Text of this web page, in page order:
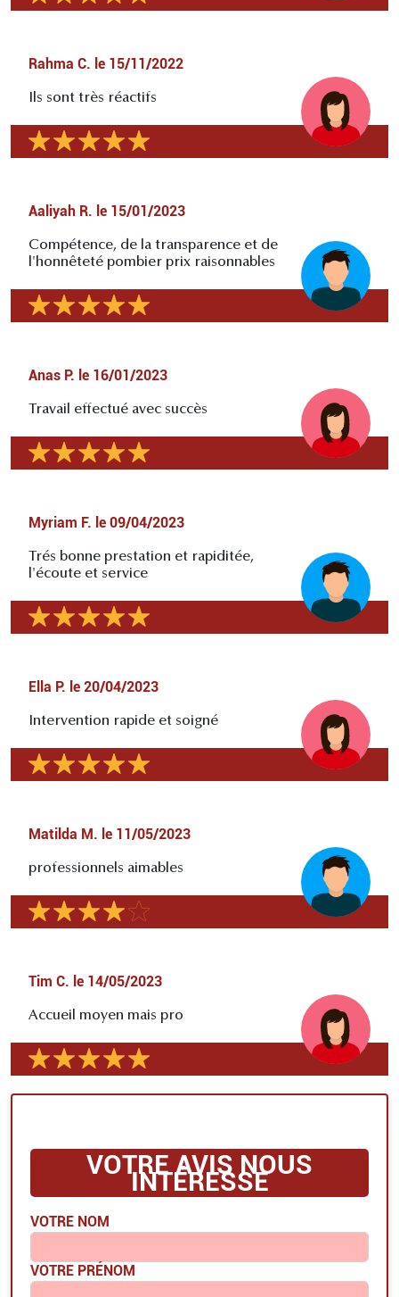
Rahma C. le 15/11/2022
Ils sont très réactifs
Aaliyah R. le 15/01/2023
Compétence, de la transparence et de
l'honnêteté pombier prix raisonnables
Anas P. le 16/01/2023
Travail effectué avec succès
Myriam F. le 09/04/2023
Trés bonne prestation et rapiditée,
l'écoute et service
Ella P. le 20/04/2023
Intervention rapide et soigné
Matilda M. le 11/05/2023
professionnels aimables
Tim C. le 14/05/2023
Accueil moyen mais pro
VOTRE AVIS NOUS
INTÉRESSE
VOTRE NOM
VOTRE PRÉNOM